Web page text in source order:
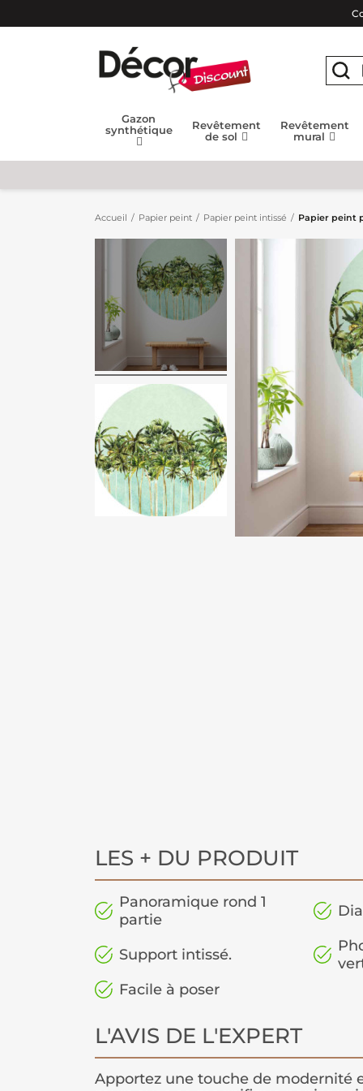
Gazon
synthétique
Revêtement
de sol
Revêtement
mural
Accueil Papier peint Papier peint intissé Papier peint
LES + DU PRODUIT
Panoramique rond 1
partie
Support intissé.
Facile à poser
L'AVIS DE L'EXPERT
Apportez une touche de modernité